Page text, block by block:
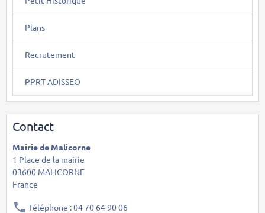
Plans
Recrutement
PPRT ADISSEO
Contact
Mairie de Malicorne
1 Place de la mairie
03600 MALICORNE
France
Téléphone : 04 70 64 90 06